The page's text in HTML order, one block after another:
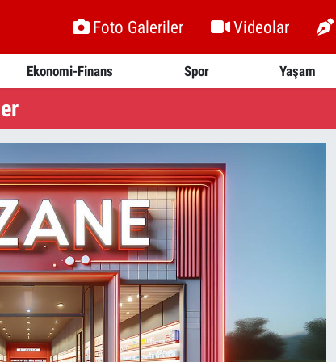
Foto Galeriler Videolar
Ekonomi-Finans Spor Yaşam